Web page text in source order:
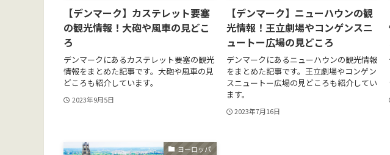
【デンマーク】カステレット要塞
の観光情報！大砲や風車の見どこ
ろ
デンマークにあるカステレット要塞の観光
情報をまとめた記事です。大砲や風車の見
どころも紹介しています。
2023年9月5日
【デンマーク】ニューハウンの観
光情報！王立劇場やコンゲンスニ
ュートー広場の見どころ
デンマークにあるニューハウンの観光情報
をまとめた記事です。王立劇場やコンゲン
スニュートー広場の見どころも紹介してい
ます。
2023年7月16日
ヨーロッパ